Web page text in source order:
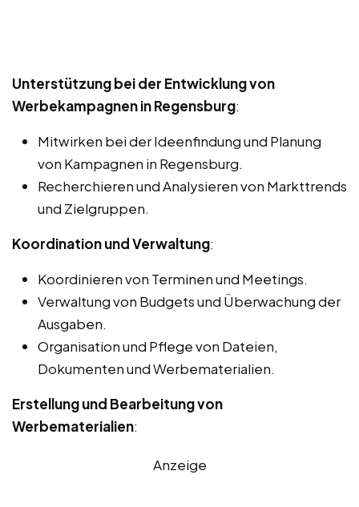
Unterstützung bei der Entwicklung von
Werbekampagnen in Regensburg:
Mitwirken bei der Ideenfindung und Planung
von Kampagnen in Regensburg.
Recherchieren und Analysieren von Markttrends
und Zielgruppen.
Koordination und Verwaltung:
Koordinieren von Terminen und Meetings.
Verwaltung von Budgets und Überwachung der
Ausgaben.
Organisation und Pflege von Dateien,
Dokumenten und Werbematerialien.
Erstellung und Bearbeitung von
Werbematerialien:
Anzeige